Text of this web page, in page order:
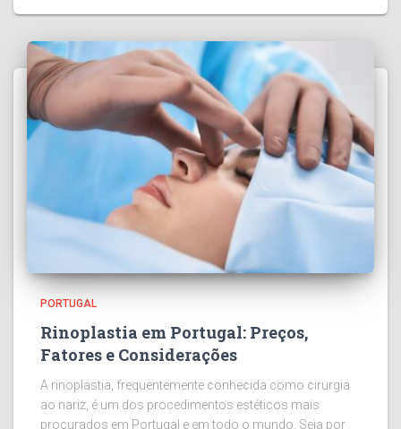
PORTUGAL
Rinoplastia em Portugal: Preços,
Fatores e Considerações
A rinoplastia, frequentemente conhecida como cirurgia
ao nariz, é um dos procedimentos estéticos mais
procurados em Portugal e em todo o mundo. Seja por